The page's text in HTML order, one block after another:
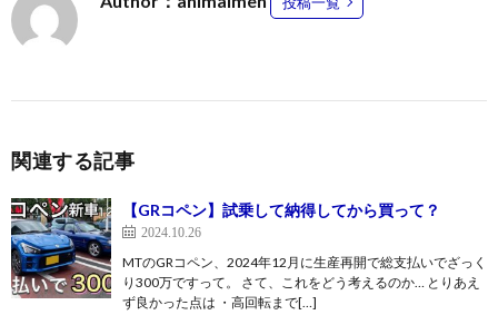
関連する記事
【GRコペン】試乗して納得してから買って？
2024.10.26
MTのGRコペン、2024年12月に生産再開で総支払いでざっく
り300万ですって。 さて、これをどう考えるのか… とりあえ
ず良かった点は ・高回転まで[…]